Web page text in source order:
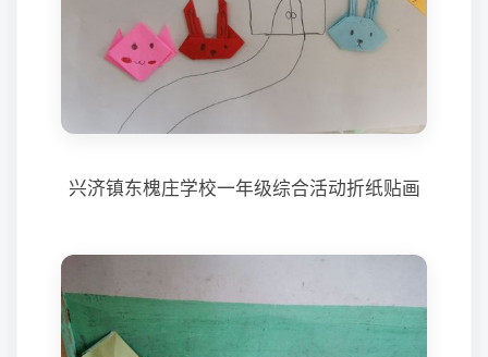
兴济镇东槐庄学校一年级综合活动折纸贴画